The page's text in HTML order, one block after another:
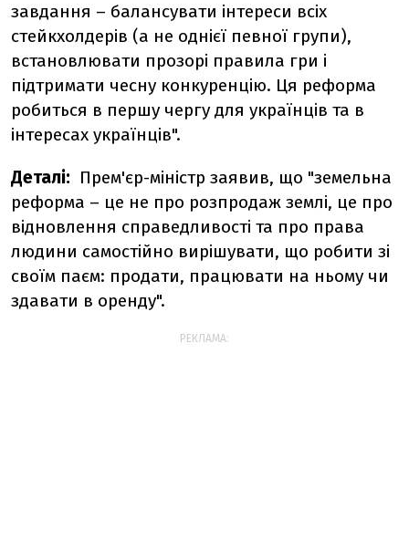
завдання – балансувати інтереси всіх
стейкхолдерів (а не однієї певної групи),
встановлювати прозорі правила гри і
підтримати чесну конкуренцію. Ця реформа
робиться в першу чергу для українців та в
інтересах українців".
Деталі: Прем'єр-міністр заявив, що "земельна
реформа – це не про розпродаж землі, це про
відновлення справедливості та про права
людини самостійно вирішувати, що робити зі
своїм паєм: продати, працювати на ньому чи
здавати в оренду".
РЕКЛАМА: